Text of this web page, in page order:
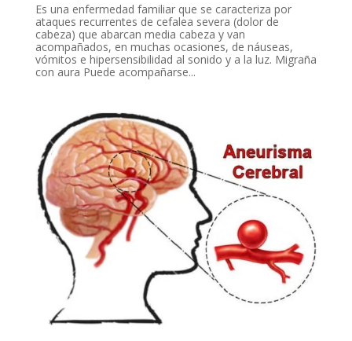
Es una enfermedad familiar que se caracteriza por
ataques recurrentes de cefalea severa (dolor de
cabeza) que abarcan media cabeza y van
acompañados, en muchas ocasiones, de náuseas,
vómitos e hipersensibilidad al sonido y a la luz. Migraña
con aura Puede acompañarse...